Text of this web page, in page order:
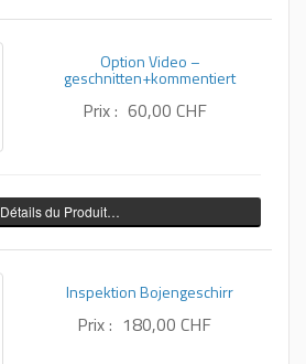
Option Video –
geschnitten+kommentiert
Prix : 60,00 CHF
Détails du Produit…
Inspektion Bojengeschirr
Prix : 180,00 CHF